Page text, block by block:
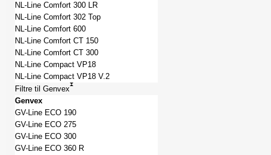
NL-Line Comfort 300 LR
NL-Line Comfort 302 Top
NL-Line Comfort 600
NL-Line Comfort CT 150
NL-Line Comfort CT 300
NL-Line Compact VP18
NL-Line Compact VP18 V.2
Filtre til Genvex
Genvex
GV-Line ECO 190
GV-Line ECO 275
GV-Line ECO 300
GV-Line ECO 360 R